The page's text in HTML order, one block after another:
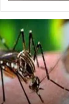
डेंगू
और
चिकनगुनिया
को
लेकर
स्वास्थ्य
विभाग
का